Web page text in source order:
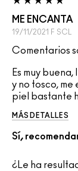
ME ENCANTA
19/11/2021 F SCL
Comentarios
Es muy
y no tosco,
piel bastante
MÁS DETALLES
Sí,
¿Le ha